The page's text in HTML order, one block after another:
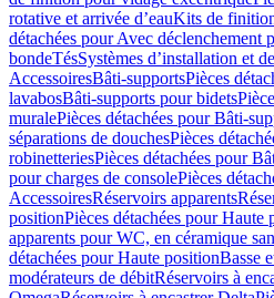
rotative et arrivée d’eauKits de
détachées pour Avec déclenchement
bondeTésSystèmes d’installation et
AccessoiresBâti-supportsPièces
lavabosBâti-supports pour bidets
muralePièces détachées pour Bâti-
séparations de douchesPièces
robinetteriesPièces détachées pour
pour charges de consolePièces
AccessoiresRéservoirs apparents
positionPièces détachées pour Haute
apparents pour WC, en céramique
détachées pour Haute positionBasse
modérateurs de débitRéservoirs à